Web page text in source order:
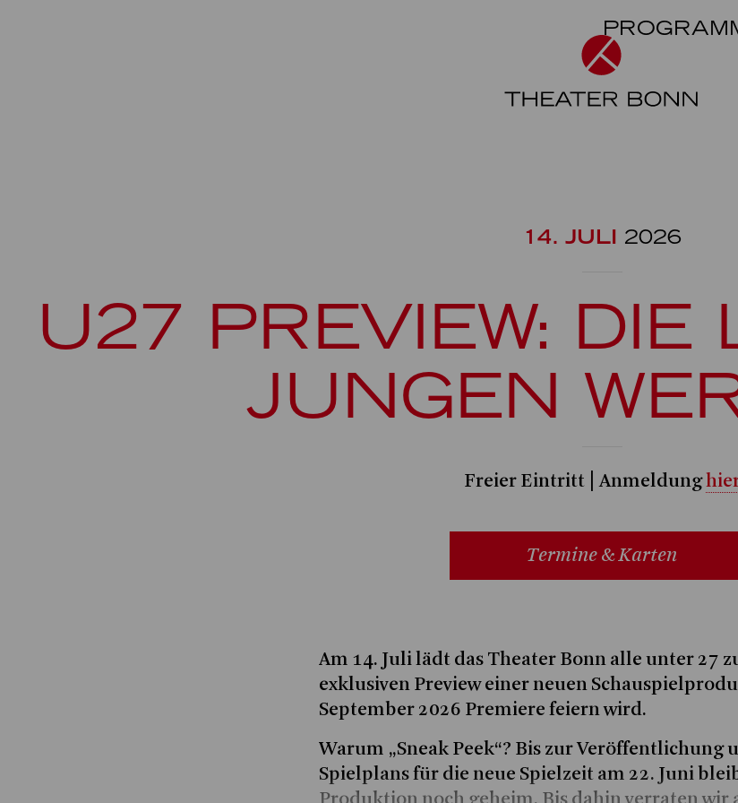
14. JULI 2026
U27 PREVIEW: DIE
JUNGEN
Freier Eintritt | Anmeldung
Termine & Karten
Am 14. Juli lädt das Theater Bonn alle unter 27
exklusiven Preview einer neuen
September 2026 Premiere feiern wird.
Warum „Sneak Peek“? Bis zur Veröffentlichung
Spielplans für die neue Spielzeit am 22. Juni